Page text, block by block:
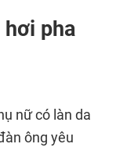
hơi pha
nữ có làn da
ông yêu